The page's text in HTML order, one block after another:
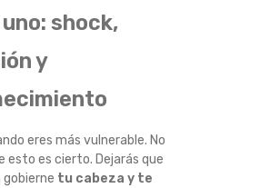
shock,
y
eres más vulnerable. No
esto es cierto. Dejarás que
tu cabeza y te